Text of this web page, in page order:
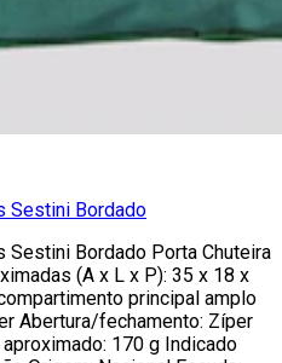
Sestini Bordado
Sestini Bordado Porta Chuteira
(A x L x P): 35 x 18 x
principal amplo
Abertura/fechamento: Zíper
170 g Indicado